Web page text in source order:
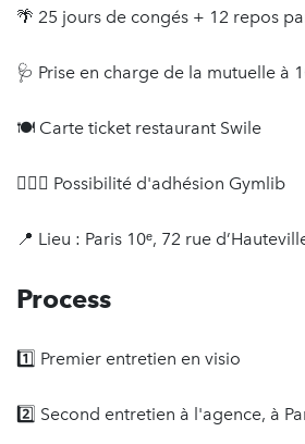
🌴 25 jours de congés + 12 repos
🩺 Prise en charge de la mutuelle à
🍽️ Carte ticket restaurant Swile
🚴🏼‍♀️ Possibilité d'adhésion Gymlib
📍 Lieu : Paris 10ᵉ, 72 rue
Process
1️⃣ Premier entretien en visio
2️⃣ Second entretien à l'agence, à